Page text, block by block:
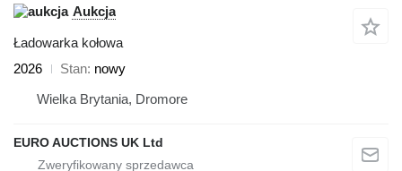
Aukcja
Ładowarka kołowa
2026
Stan nowy
Wielka Brytania, Dromore
EURO AUCTIONS UK Ltd